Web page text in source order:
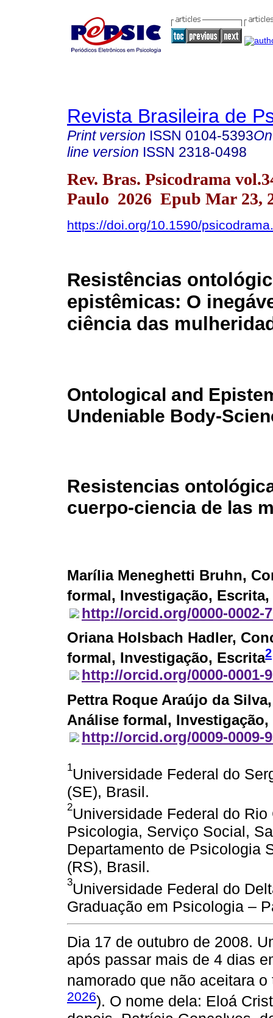
Revista Brasileira de
Print version ISSN 0104-5393
line version ISSN 2318-0498
Rev. Bras. Psicodrama
Paulo 2026 Epub Mar 23,
https://doi.org/10.1590/
Resistências
epistêmicas: O
ciência das
Ontological and
Undeniable Body-
Resistencias
cuerpo-ciencia de las
Marília Meneghetti Bruhn,
formal, Investigação,
http://orcid.org/0000-0002-
Oriana Holsbach Hadler,
formal, Investigação, Escrita2
http://orcid.org/0000-0001-
Pettra Roque Araújo da Silva
Análise formal, Investigação,
http://orcid.org/0009-0009-
1Universidade Federal do
(SE), Brasil.
2Universidade Federal do
Psicologia, Serviço Social,
Departamento de Psicologia
(RS), Brasil.
3Universidade Federal do
Graduação em Psicologia –
Dia 17 de outubro de 2008.
após passar mais de 4 dias
namorado que não aceitara
2026). O nome dela: Eloá